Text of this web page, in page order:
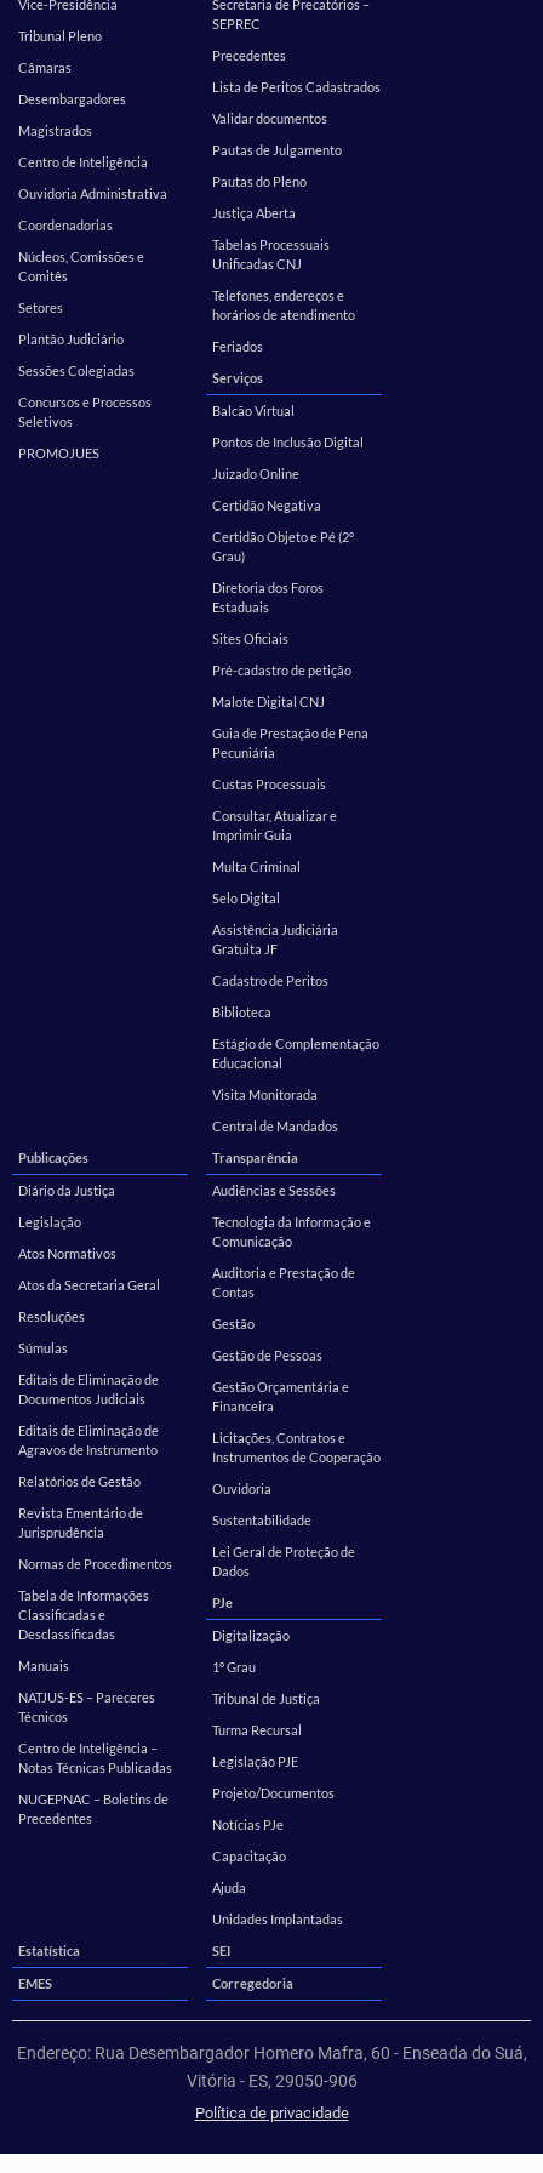
Vice-Presidência
Tribunal Pleno
Câmaras
Desembargadores
Magistrados
Centro de Inteligência
Ouvidoria Administrativa
Coordenadorias
Núcleos, Comissões e
Comitês
Setores
Plantão Judiciário
Sessões Colegiadas
Concursos e Processos
Seletivos
PROMOJUES
Secretaria de Precatórios –
SEPREC
Precedentes
Lista de Peritos Cadastrados
Validar documentos
Pautas de Julgamento
Pautas do Pleno
Justiça Aberta
Tabelas Processuais
Unificadas CNJ
Telefones, endereços e
horários de atendimento
Feriados
Serviços
Balcão Virtual
Pontos de Inclusão Digital
Juizado Online
Certidão Negativa
Certidão Objeto e Pé (2º
Grau)
Diretoria dos Foros
Estaduais
Sites Oficiais
Pré-cadastro de petição
Malote Digital CNJ
Guia de Prestação de Pena
Pecuniária
Custas Processuais
Consultar, Atualizar e
Imprimir Guia
Multa Criminal
Selo Digital
Assistência Judiciária
Gratuita JF
Cadastro de Peritos
Biblioteca
Estágio de Complementação
Educacional
Visita Monitorada
Central de Mandados
Publicações
Diário da Justiça
Legislação
Atos Normativos
Atos da Secretaria Geral
Resoluções
Súmulas
Editais de Eliminação de
Documentos Judiciais
Editais de Eliminação de
Agravos de Instrumento
Relatórios de Gestão
Revista Ementário de
Jurisprudência
Normas de Procedimentos
Tabela de Informações
Classificadas e
Desclassificadas
Manuais
NATJUS-ES – Pareceres
Técnicos
Centro de Inteligência –
Notas Técnicas Publicadas
NUGEPNAC – Boletins de
Precedentes
Transparência
Audiências e Sessões
Tecnologia da Informação e
Comunicação
Auditoria e Prestação de
Contas
Gestão
Gestão de Pessoas
Gestão Orçamentária e
Financeira
Licitações, Contratos e
Instrumentos de Cooperação
Ouvidoria
Sustentabilidade
Lei Geral de Proteção de
Dados
PJe
Digitalização
1º Grau
Tribunal de Justiça
Turma Recursal
Legislação PJE
Projeto/Documentos
Notícias PJe
Capacitação
Ajuda
Unidades Implantadas
Estatística
SEI
EMES Corregedoria
Endereço: Rua Desembargador Homero Mafra, 60 - Enseada do Suá,
Vitória - ES, 29050-906
Política de privacidade